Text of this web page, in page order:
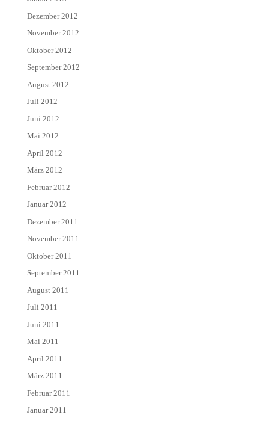
Dezember 2012
November 2012
Oktober 2012
September 2012
August 2012
Juli 2012
Juni 2012
Mai 2012
April 2012
März 2012
Februar 2012
Januar 2012
Dezember 2011
November 2011
Oktober 2011
September 2011
August 2011
Juli 2011
Juni 2011
Mai 2011
April 2011
März 2011
Februar 2011
Januar 2011